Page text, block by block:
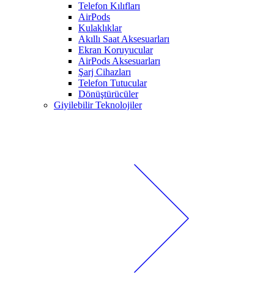
Telefon Kılıfları
AirPods
Kulaklıklar
Akıllı Saat Aksesuarları
Ekran Koruyucular
AirPods Aksesuarları
Şarj Cihazları
Telefon Tutucular
Dönüştürücüler
Giyilebilir Teknolojiler